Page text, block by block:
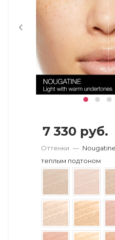
7 330 руб.
Оттенки —
теплым подтоном